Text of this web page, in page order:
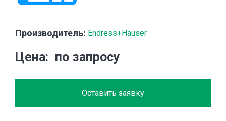
Производитель: Endress+Hauser
Цена по запросу
Оставить заявку